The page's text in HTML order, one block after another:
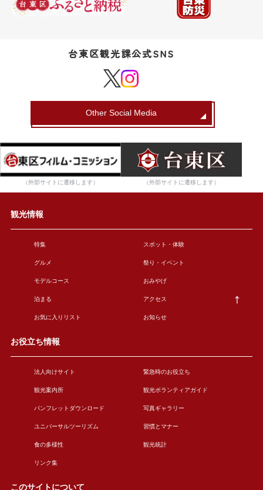
台東区観光課公式SNS
Other Social Media
（外部サイトに遷移します） （外部サイトに遷移します）
観光情報
特集 スポット・体験
グルメ 祭り・イベント
モデルコース おみやげ
泊まる アクセス
お気に入りリスト お知らせ
お役立ち情報
法人向けサイト 緊急時のお役立ち
観光案内所 観光ボランティアガイド
パンフレットダウンロード 写真ギャラリー
ユニバーサルツーリズム 習慣とマナー
食の多様性 観光統計
リンク集
このサイトについて